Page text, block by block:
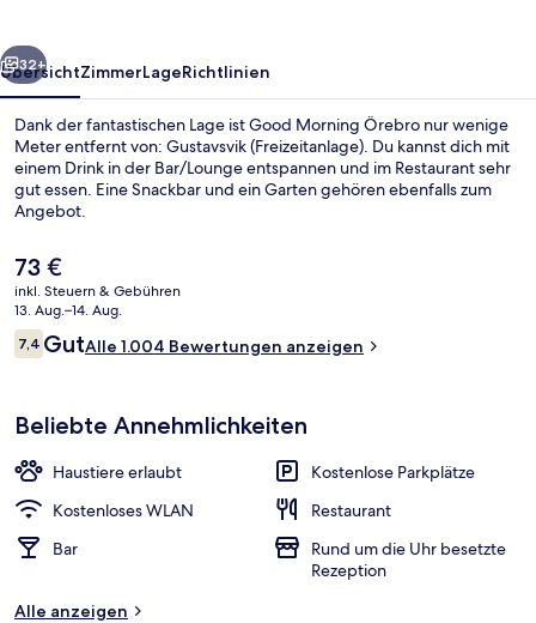
Weiter
32+
ÜbersichtZimmerLageRichtlinien
Dank der fantastischen Lage ist Good Morning Örebro nur wenige
Meter entfernt von: Gustavsvik (Freizeitanlage). Du kannst dich mit
einem Drink in der Bar/Lounge entspannen und im Restaurant sehr
gut essen. Eine Snackbar und ein Garten gehören ebenfalls zum
Angebot.
Der
aktuelle
Preis
beträgt
73 €.
73 €
inkl. Steuern & Gebühren
13. Aug.–14. Aug.
Bewertungen
7,47,4 von 10.
GutAlle 1.004 Bewertungen anzeigen
Beliebte Annehmlichkeiten
Haustiere erlaubt
Kostenlose Parkplätze
Kostenloses WLAN
Restaurant
Bar
Rund um die Uhr besetzte
Rezeption
Alle anzeigen